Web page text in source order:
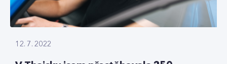
12. 7. 2022